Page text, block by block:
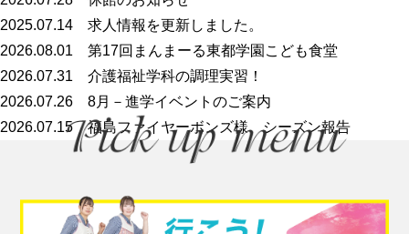
2025.07.14 求人情報を更新しました。
2026.08.01 第17回まんまーる東都学園こども食堂
2026.07.31 介護福祉学科の調理実習！
2026.07.26 8月－進学イベントのご案内
2026.07.15福島ファイヤーボンズ様 シーズン報告